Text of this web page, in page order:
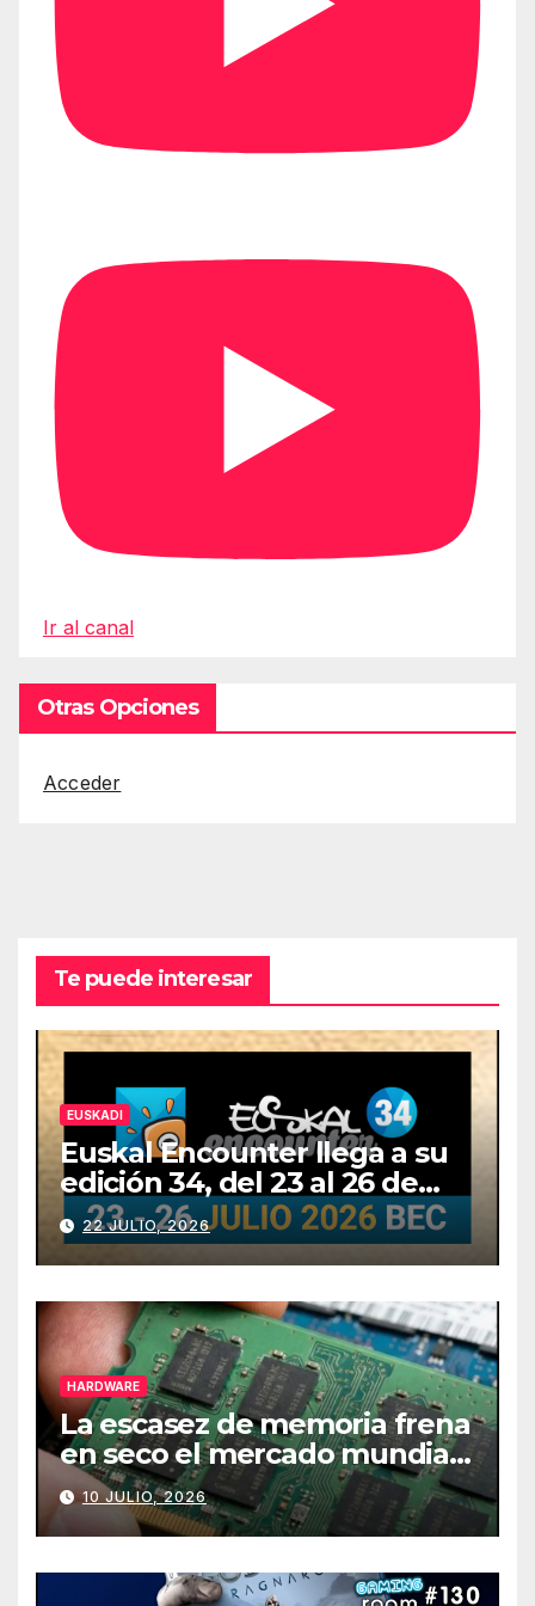
Ir al canal
Otras Opciones
Acceder
Te puede interesar
EUSKADI
Euskal Encounter llega a su
edición 34, del 23 al 26 de
julio
22 JULIO, 2026
HARDWARE
La escasez de memoria frena
en seco el mercado mundial
de PCs
10 JULIO, 2026